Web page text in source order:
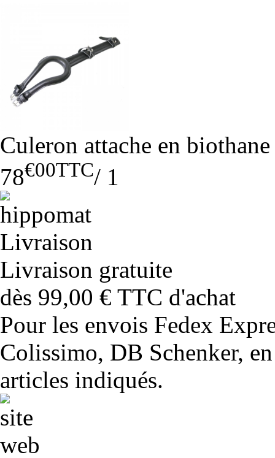
Culeron attache en
78€00TTC/ 1
Livraison gratuite
dès 99,00 € TTC d'achat
Pour les envois Fedex
Colissimo, DB Schenker,
articles indiqués.